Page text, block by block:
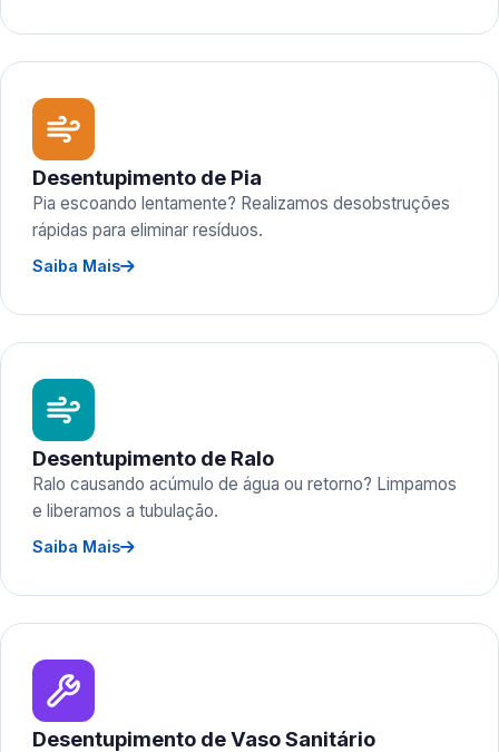
Desentupimento de Pia
Pia escoando lentamente? Realizamos desobstruções
rápidas para eliminar resíduos.
Saiba Mais
Desentupimento de Ralo
Ralo causando acúmulo de água ou retorno? Limpamos
e liberamos a tubulação.
Saiba Mais
Desentupimento de Vaso Sanitário